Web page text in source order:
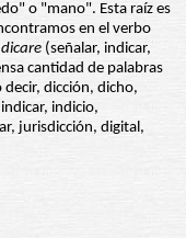
o "mano". Esta raíz es
en el verbo
dicare (señalar, indicar,
cantidad de palabras
dicción, dicho,
indicio,
jurisdicción, digital,